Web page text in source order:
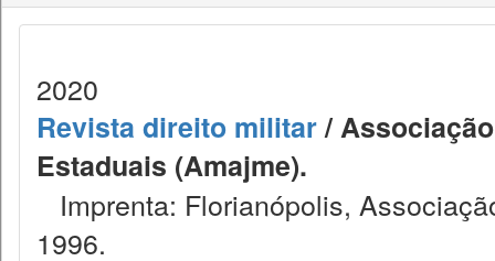
2020
Revista direito militar/
Estaduais (Amajme).
Imprenta: Florianópolis,
1996.